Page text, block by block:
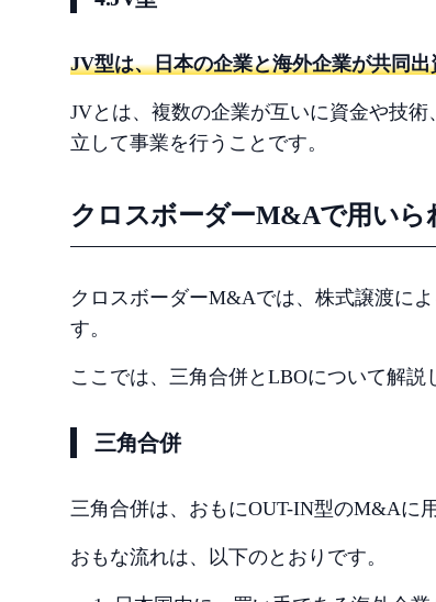
JV型は、日本の企業と海外企業が共同
JVとは、複数の企業が互いに資金や技
立して事業を行うことです。
クロスボーダーM&Aで用いら
クロスボーダーM&Aでは、株式譲渡に
す。
ここでは、三角合併とLBOについて解説
三角合併
三角合併は、おもにOUT-IN型のM&Aに
おもな流れは、以下のとおりです。